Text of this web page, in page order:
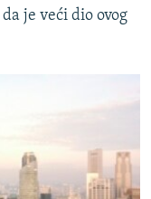
je veći dio ovog